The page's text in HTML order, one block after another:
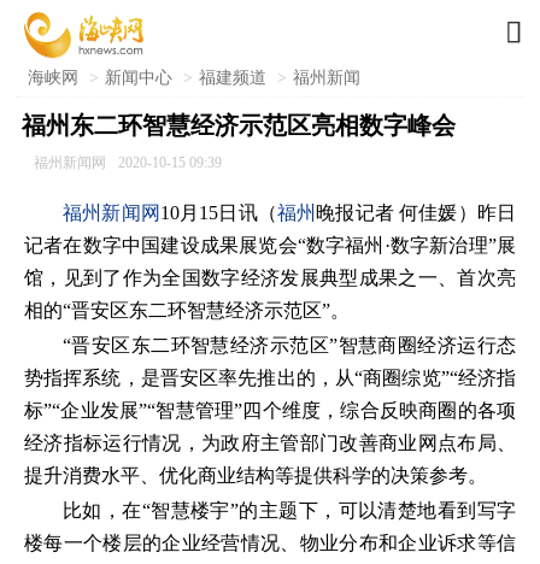

海峡网 > 新闻中心 > 福建频道 > 福州新闻
福州东二环智慧经济示范区亮相数字峰会
福州新闻网 2020-10-15 09:39
福州新闻网 10月15日讯（福州 晚报记者 何佳媛）昨日
记者在数字中国建设成果展览会“数字福州·数字新治理”展
馆，见到了作为全国数字经济发展典型成果之一、首次亮
相的“晋安区东二环智慧经济示范区”。
“晋安区东二环智慧经济示范区”智慧商圈经济运行态
势指挥系统，是晋安区率先推出的，从“商圈综览”“经济指
标”“企业发展”“智慧管理”四个维度，综合反映商圈的各项
经济指标运行情况，为政府主管部门改善商业网点布局、
提升消费水平、优化商业结构等提供科学的决策参考。
比如，在“智慧楼宇”的主题下，可以清楚地看到写字
楼每一个楼层的企业经营情况、物业分布和企业诉求等信